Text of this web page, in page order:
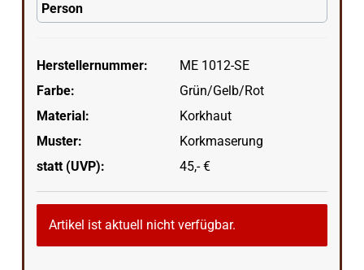
Person
Herstellernummer:
ME 1012-SE
Farbe:
Grün/Gelb/Rot
Material:
Korkhaut
Muster:
Korkmaserung
statt (UVP):
45,- €
Artikel ist aktuell nicht verfügbar.